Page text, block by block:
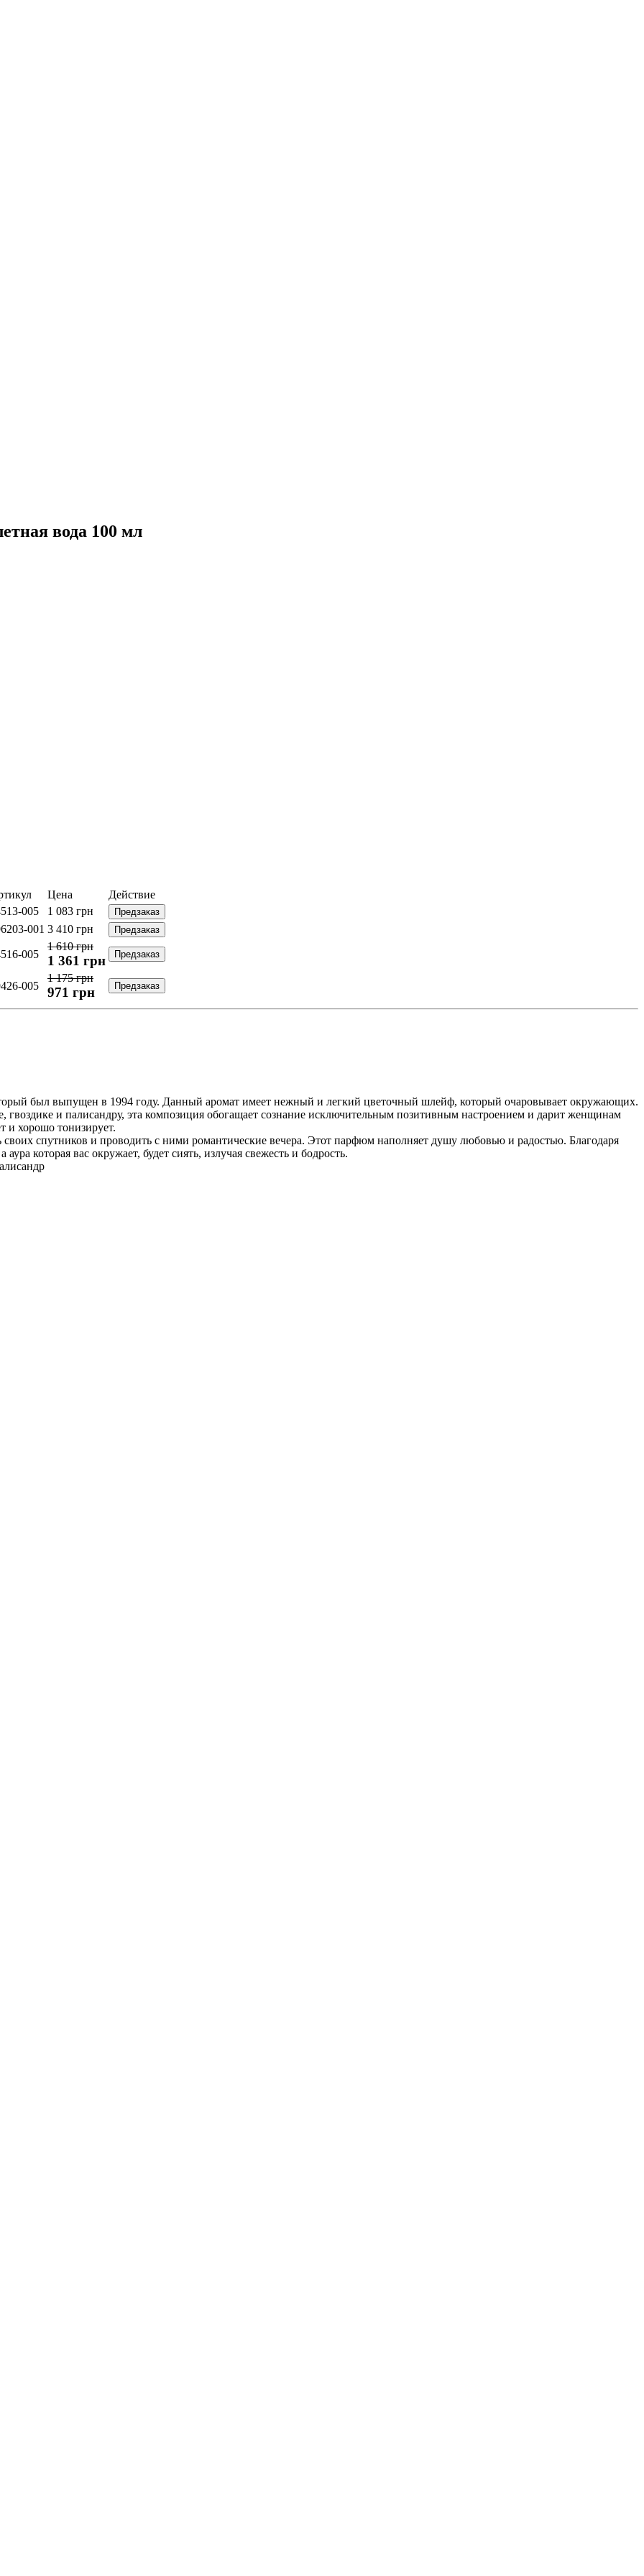
вода 100 мл
Цена
Действие
005
1 083 грн Предзаказ
001 3 410 грн Предзаказ
005
1 610 грн
1 361 грн Предзаказ
005
1 175 грн
971 грн Предзаказ
был выпущен в 1994 году. Данный аромат имеет нежный и легкий цветочный шлейф, который очаровывает окружающих.
гвоздике и палисандру, эта композиция обогащает сознание исключительным позитивным настроением и дарит женщинам
и хорошо тонизирует.
спутников и проводить с ними романтические вечера. Этот парфюм наполняет душу любовью и радостью. Благодаря
которая вас окружает, будет сиять, излучая свежесть и бодрость.